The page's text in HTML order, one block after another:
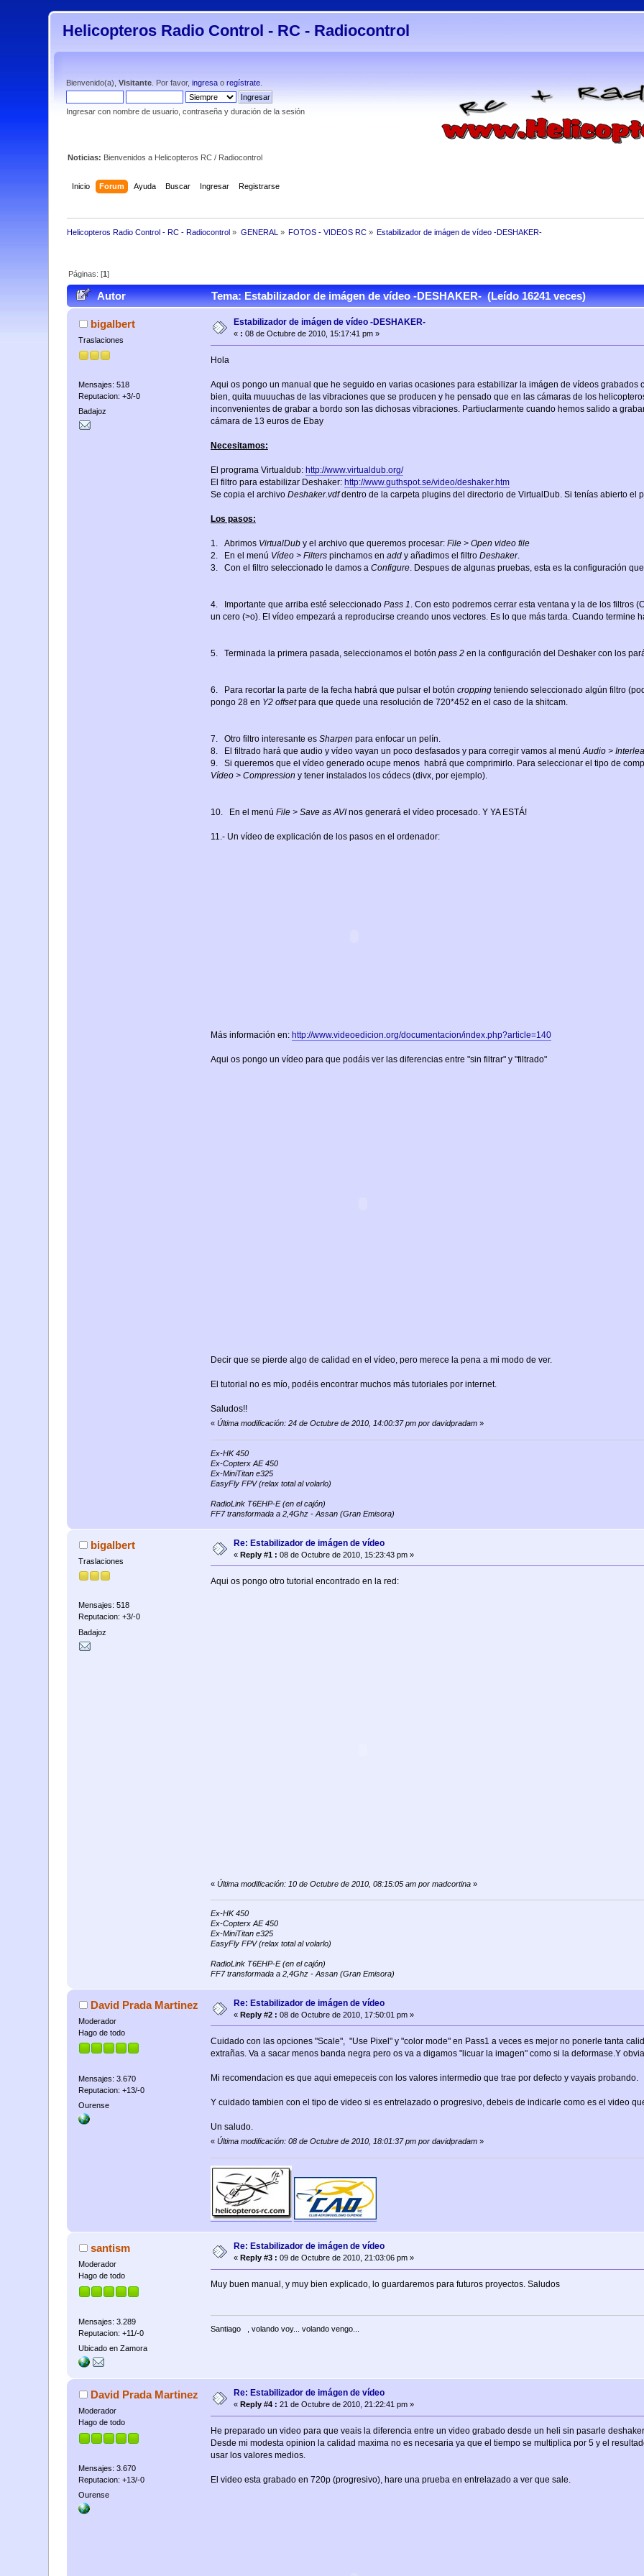
Helicopteros Radio Control - RC - Radiocontrol
Bienvenido(a),Visitante . Por favor,ingresa oregístrate
Ingresar con nombre de usuario, contraseña y duración de la sesión
Noticias: Bienvenidos a Helicopteros RC / Radiocontrol
Inicio Forum Ayuda Buscar Ingresar Registrarse
Helicopteros Radio Control - RC - Radiocontrol » GENERAL » FOTOS - VIDEOS RC » Estabilizador de imágen de vídeo -DESHAKER-
Páginas: [1]
Autor Tema: Estabilizador de imágen de vídeo -DESHAKER- (Leído 16241 veces)
bigalbert
Traslaciones
Mensajes: 518
Reputacion: +3/-0
Badajoz
Estabilizador de imágen de vídeo -DESHAKER-
« : 08 de Octubre de 2010, 15:17:41 pm »
Hola
Aqui os pongo un manual que he seguido en varias ocasiones para estabilizar la imágen de vídeos grabados
bien, quita muuuchas de las vibraciones que se producen y he pensado que en las cámaras de los
inconvenientes de grabar a bordo son las dichosas vibraciones. Partiuclarmente cuando hemos salido a
cámara de 13 euros de Ebay
Necesitamos:
El programa Virtualdub: http://www.virtualdub.org/
El filtro para estabilizar Deshaker: http://www.guthspot.se/video/deshaker.htm
Se copia el archivo Deshaker.vdfdentro de la carpeta plugins del directorio de VirtualDub. Si tenías abierto el
Los pasos:
1. Abrimos VirtualDuby el archivo que queremos procesar: File > Open video file
2. En el menú Vídeo > Filterspinchamos en addy añadimos el filtro Deshaker.
3. Con el filtro seleccionado le damos a Configure. Despues de algunas pruebas, esta es la configuración
4. Importante que arriba esté seleccionado Pass 1. Con esto podremos cerrar esta ventana y la de los filtros
un cero (>o). El vídeo empezará a reproducirse creando unos vectores. Es lo que más tarda. Cuando termine
5. Terminada la primera pasada, seleccionamos el botón pass 2en la configuración del Deshaker con los
6. Para recortar la parte de la fecha habrá que pulsar el botón croppingteniendo seleccionado algún filtro
pongo 28 en Y2 offsetpara que quede una resolución de 720*452 en el caso de la shitcam.
7. Otro filtro interesante es Sharpen para enfocar un pelín.
8. El filtrado hará que audio y vídeo vayan un poco desfasados y para corregir vamos al menúAudio >
9. Si queremos que el vídeo generado ocupe menos habrá que comprimirlo. Para seleccionar el tipo de
Vídeo > Compression y tener instalados los códecs (divx, por ejemplo).
10. En el menú File > Save as AVInos generará el vídeo procesado. Y YA ESTÁ!
11.- Un vídeo de explicación de los pasos en el ordenador:
Más información en: http://www.videoedicion.org/documentacion/index.php?article=140
Aqui os pongo un vídeo para que podáis ver las diferencias entre "sin filtrar" y "filtrado"
Decir que se pierde algo de calidad en el vídeo, pero merece la pena a mi modo de ver.
El tutorial no es mío, podéis encontrar muchos más tutoriales por internet.
Saludos!!
« Última modificación: 24 de Octubre de 2010, 14:00:37 pm por davidpradam»
Ex-HK 450
Ex-Copterx AE 450
Ex-MiniTitan e325
EasyFly FPV (relax total al volarlo)
RadioLink T6EHP-E (en el cajón)
FF7 transformada a 2,4Ghz - Assan (Gran Emisora)
bigalbert
Traslaciones
Mensajes: 518
Reputacion: +3/-0
Badajoz
Re: Estabilizador de imágen de vídeo
«Reply #1 : 08 de Octubre de 2010, 15:23:43 pm »
Aqui os pongo otro tutorial encontrado en la red:
« Última modificación: 10 de Octubre de 2010, 08:15:05 am por madcortina»
Ex-HK 450
Ex-Copterx AE 450
Ex-MiniTitan e325
EasyFly FPV (relax total al volarlo)
RadioLink T6EHP-E (en el cajón)
FF7 transformada a 2,4Ghz - Assan (Gran Emisora)
David Prada Martinez
Moderador
Hago de todo
Mensajes: 3.670
Reputacion: +13/-0
Ourense
Re: Estabilizador de imágen de vídeo
«Reply #2 : 08 de Octubre de 2010, 17:50:01 pm »
Cuidado con las opciones "Scale", "Use Pixel" y "color mode" en Pass1 a veces es mejor no ponerle tanta
extrañas. Va a sacar menos banda negra pero os va a digamos "licuar la imagen" como si la deformase.Y
Mi recomendacion es que aqui emepeceis con los valores intermedio que trae por defecto y vayais probando.
Y cuidado tambien con el tipo de video si es entrelazado o progresivo, debeis de indicarle como es el video
Un saludo.
« Última modificación: 08 de Octubre de 2010, 18:01:37 pm por davidpradam»
santism
Moderador
Hago de todo
Mensajes: 3.289
Reputacion: +11/-0
Ubicado en Zamora
Re: Estabilizador de imágen de vídeo
« Reply #3 : 09 de Octubre de 2010, 21:03:06 pm »
Muy buen manual, y muy bien explicado, lo guardaremos para futuros proyectos. Saludos
Santiago , volando voy... volando vengo...
David Prada Martinez
Moderador
Hago de todo
Mensajes: 3.670
Reputacion: +13/-0
Ourense
Re: Estabilizador de imágen de vídeo
« Reply #4 : 21 de Octubre de 2010, 21:22:41 pm »
He preparado un video para que veais la diferencia entre un video grabado desde un heli sin pasarle
Desde mi modesta opinion la calidad maxima no es necesaria ya que el tiempo se multiplica por 5 y el
usar los valores medios.
El video esta grabado en 720p (progresivo), hare una prueba en entrelazado a ver que sale.